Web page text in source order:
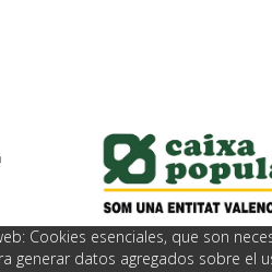
Cookies esenciales, que son
datos agregados sobre el